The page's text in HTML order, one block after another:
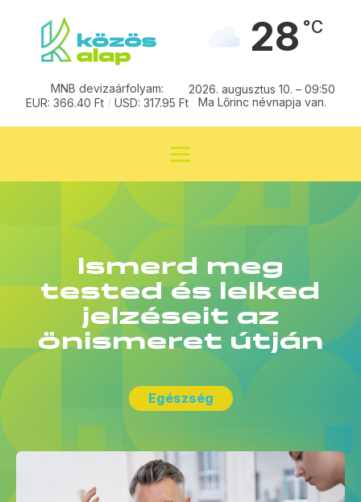
MNB devizaárfolyam:
EUR: 366.40 Ft / USD: 317.95 Ft
2026. augusztus 10. – 09:50
Ma Lőrinc névnapja van.
28 °C
Ismerd meg
tested és lelked
jelzéseit az
önismeret útján
Egészség